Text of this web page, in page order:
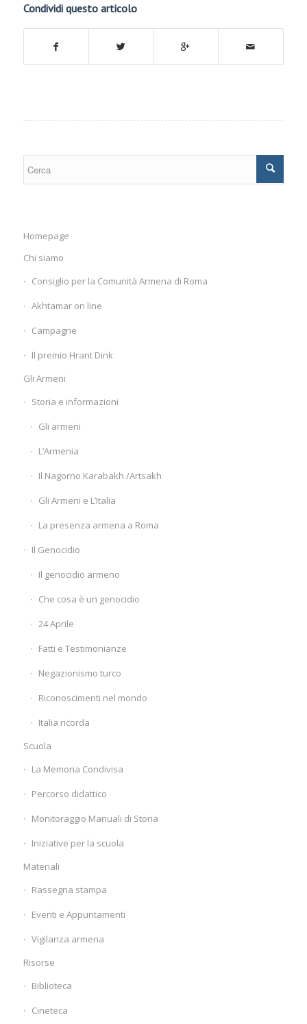
Condividi questo articolo
Homepage
Chi siamo
Consiglio per la Comunità Armena di Roma
Akhtamar on line
Campagne
Il premio Hrant Dink
Gli Armeni
Storia e informazioni
Gli armeni
L’Armenia
Il Nagorno Karabakh /Artsakh
Gli Armeni e L’Italia
La presenza armena a Roma
Il Genocidio
Il genocidio armeno
Che cosa è un genocidio
24 Aprile
Fatti e Testimonianze
Negazionismo turco
Riconoscimenti nel mondo
Italia ricorda
Scuola
La Memoria Condivisa
Percorso didattico
Monitoraggio Manuali di Storia
Iniziative per la scuola
Materiali
Rassegna stampa
Eventi e Appuntamenti
Vigilanza armena
Risorse
Biblioteca
Cineteca